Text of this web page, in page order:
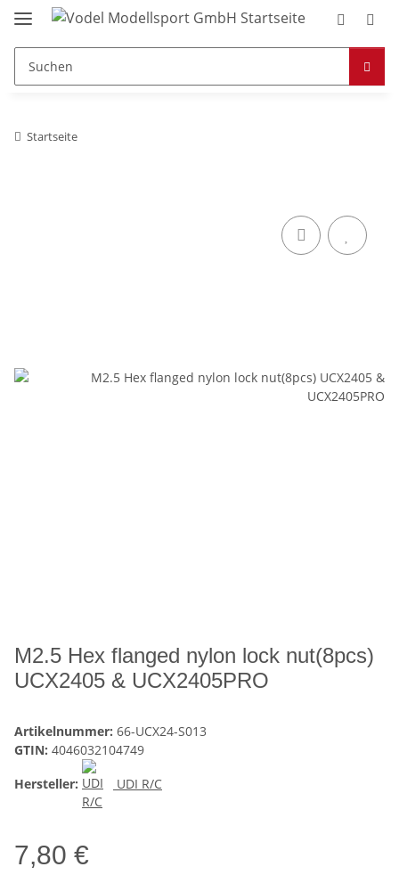
Startseite
M2.5 Hex flanged nylon lock nut(8pcs)
UCX2405 & UCX2405PRO
Artikelnummer: 66-UCX24-S013
GTIN: 4046032104749
Hersteller:
UDI R/C
7,80 €